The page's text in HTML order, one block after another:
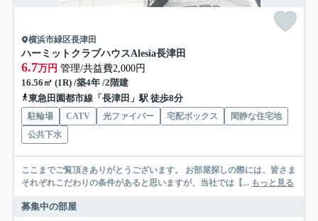
横浜市緑区長津田
ハーミットクラブハウスAlesia長津田
6.7万円 管理/共益費2,000円
16.56㎡ (1R) /築4年 /2階建
東急田園都市線「長津田」駅 徒歩8分
駐輪場 CATV 光ファイバー 宅配ボックス
閑静な住宅地
公共下水
ここまでご覧頂きありがとうございます。 お部屋探しの際には、皆さま
それぞれこだわりの条件があると思いますが、当社では【... もっと見る
募集中の部屋